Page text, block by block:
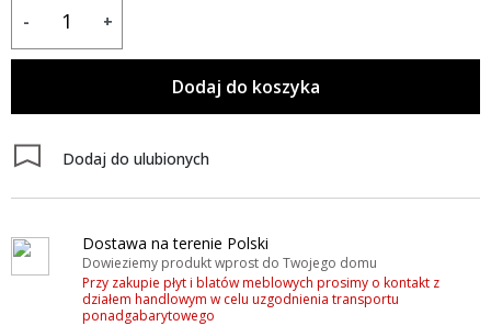
- +
Dodaj do koszyka
Dodaj do ulubionych
Dostawa na terenie Polski
Dowieziemy produkt wprost do Twojego domu
Przy zakupie płyt i blatów meblowych prosimy o kontakt z
działem handlowym w celu uzgodnienia transportu
ponadgabarytowego